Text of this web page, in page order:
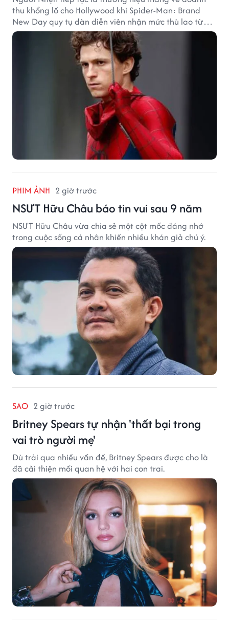
thu khổng lồ cho Hollywood khi Spider-Man: Brand
New Day quy tụ dàn diễn viên nhận mức thù lao từ
hàng chục đến hàng trăm tỷ đồng. Thành công phòng
vé của bộ phim cũng giúp nhiều ngôi sao sở hữu khoản
thu nhập đáng mơ ước.
PHIM ẢNH 2 giờ trước
NSƯT Hữu Châu báo tin vui sau 9 năm
NSƯT Hữu Châu vừa chia sẻ một cột mốc đáng nhớ
trong cuộc sống cá nhân khiến nhiều khán giả chú ý.
SAO 2 giờ trước
Britney Spears tự nhận 'thất bại trong
vai trò người mẹ'
Dù trải qua nhiều vấn đề, Britney Spears được cho là
đã cải thiện mối quan hệ với hai con trai.